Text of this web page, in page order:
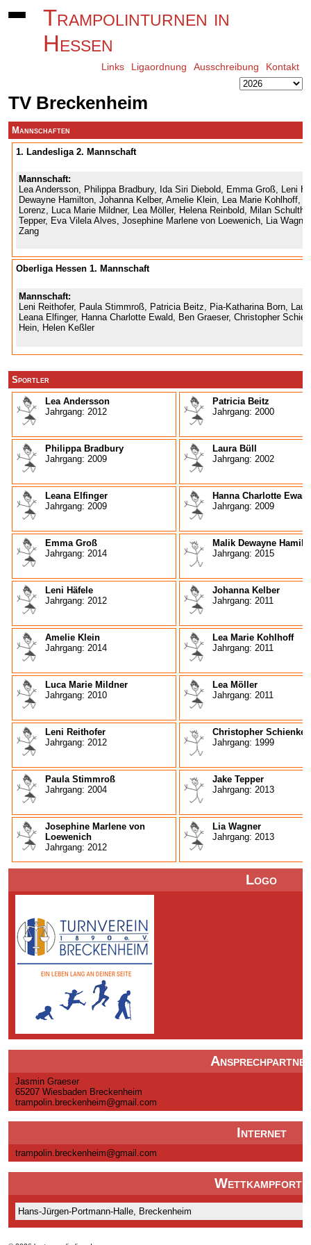
Trampolinturnen in
Hessen
Links Ligaordnung Ausschreibung Kontakt
TV Breckenheim
Logo
Jasmin Graeser
65207 Wiesbaden Breckenheim
trampolin.breckenheim@gmail.com
Internet
trampolin.breckenheim@gmail.com
Wettkampforte
Hans-Jürgen-Portmann-Halle, Breckenheim
Mannschaften
1. Landesliga 2. Mannschaft
Mannschaft:
Lea Andersson, Philippa Bradbury, Ida Siri Diebold, Emma Groß, Leni
Dewayne Hamilton, Johanna Kelber, Amelie Klein, Lea Marie Kohlhoff,
Lorenz, Luca Marie Mildner, Lea Möller, Helena Reinbold, Milan
Tepper, Eva Vilela Alves, Josephine Marlene von Loewenich, Lia
Zang
Oberliga Hessen 1. Mannschaft
Mannschaft:
Leni Reithofer, Paula Stimmroß, Patricia Beitz, Pia-Katharina Born,
Leana Elfinger, Hanna Charlotte Ewald, Ben Graeser, Christopher
Hein, Helen Keßler
Sportler
Lea Andersson
Jahrgang: 2012
Patricia Beitz
Jahrgang: 2000
Philippa Bradbury
Jahrgang: 2009
Laura Büll
Jahrgang: 2002
Leana Elfinger
Jahrgang: 2009
Hanna Charlotte Ewald
Jahrgang: 2009
Emma Groß
Jahrgang: 2014
Malik Dewayne
Jahrgang: 2015
Leni Häfele
Jahrgang: 2012
Johanna Kelber
Jahrgang: 2011
Amelie Klein
Jahrgang: 2014
Lea Marie Kohlhoff
Jahrgang: 2011
Luca Marie Mildner
Jahrgang: 2010
Lea Möller
Jahrgang: 2011
Leni Reithofer
Jahrgang: 2012
Christopher Schienke
Jahrgang: 1999
Paula Stimmroß
Jahrgang: 2004
Jake Tepper
Jahrgang: 2013
Josephine Marlene von
Loewenich
Jahrgang: 2012
Lia Wagner
Jahrgang: 2013